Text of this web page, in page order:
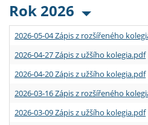
Rok 2026
2026-05-04 Zápis z rozšířeného
2026-04-27 Zápis z užšího kolegia.pdf
2026-04-20 Zápis z užšího kolegia.pdf
2026-03-16 Zápis z rozšířeného
2026-03-09 Zápis z užšího kolegia.pdf